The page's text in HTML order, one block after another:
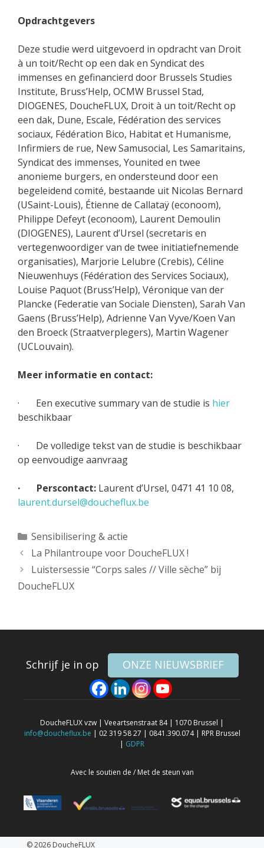
Opdrachtgevers
Deze studie werd uitgevoerd in opdracht van Droit
à un toit/Recht op een dak en Syndicat des
immenses en gefinancierd door Brussels Studies
Institute, Bruss’Help, OCMW Brussel Stad,
DIOGENES, DoucheFLUX, Droit à un toit/Recht op
een dak, Dune, Escale, Fédération des services
sociaux, Fédération Bico, Habitat et Humanisme,
Infirmiers de rue, New Samusocial, Les Samaritains,
Syndicat des immenses, Younited en twee
anonieme burgers, en ondersteund door een
begeleidend comité, bestaande uit Nicolas Bernard
(USaint-Louis), Étienne de Callataÿ (econoom),
Philippe Defeyt (econoom), Laurent Demoulin
(DIOGENES), Laurent d’Ursel (secretaris en
vertegenwoordiger van de twee initiatiefnemende
organisaties), Marjorie Lelubre (Crebis), Céline
Nieuwenhuys (Fédération des Services Sociaux),
Louise Paquot (Bruss’Help), Véronique van der
Plancke (Federatie van Sociale Diensten), Sarah Van
Gaens (Bruss’Help), Adrienne Van Vyve/Koen Van
den Broeck (Straatverplegers), Martin Wagener
(UCLouvain).
Meer informatie en contact:
· Een executive summary van de studie is hier
beschikbaar
· De volledige tekst van de studie is beschikbaar
op eenvoudige aanvraag
· Perscontact: Laurent d’Ursel, 0471 41 10 08,
laurent.dursel@doucheflux.be
Categorieën
Sensibilisering & actie
La Philantroupe voor DoucheFLUX !
Luistersessie “Corps sales // Ville sèche” bij
DoucheFLUX
Schrijf je in op ONZE NIEUWSBRIEF
DoucheFLUX vzw | Veeartsenstraat 84 | 1070 Brussel |
info@doucheflux.be | 02 319 58 27 | 0841.390.074 | RPR Brussel
| GDPR
Avec le soutien de / Met de steun van
© 2026 DoucheFLUX